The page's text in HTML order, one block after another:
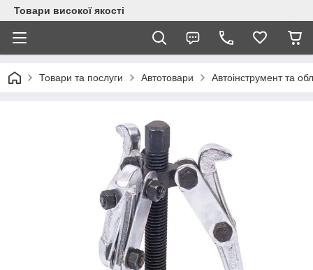
Товари високої якості
Товари та послуги Автотовари Автоінструмент та